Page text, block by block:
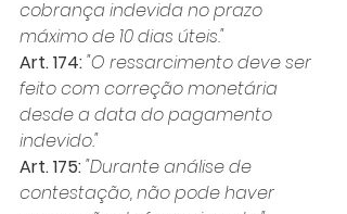
cobrança indevida no prazo
máximo de 10 dias úteis."
Art. 174:"O ressarcimento deve ser
feito com correção monetária
desde a data do pagamento
indevido."
Art. 175:"Durante análise de
contestação, não pode haver